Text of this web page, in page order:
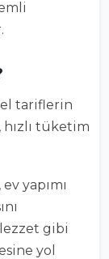
tariflerin
tüketim
yapımı
gibi
yol